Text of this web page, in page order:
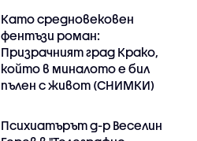
Като средновековен
фентъзи роман:
Призрачният град Крако,
който в миналото е бил
пълен с живот (СНИМКИ)
Психиатърът д-р Веселин